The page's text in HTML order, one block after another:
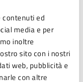
contenuti ed
media e per
inoltre
sito con i nostri
web, pubblicità e
con altre
AD